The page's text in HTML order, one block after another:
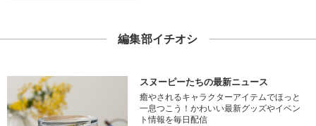
編集部イチオシ
スヌーピーたちの最新ニュース
癒やされるキャラクターアイテムでほっと
一息つこう！かわいい最新グッズやイベン
ト情報を毎日配信